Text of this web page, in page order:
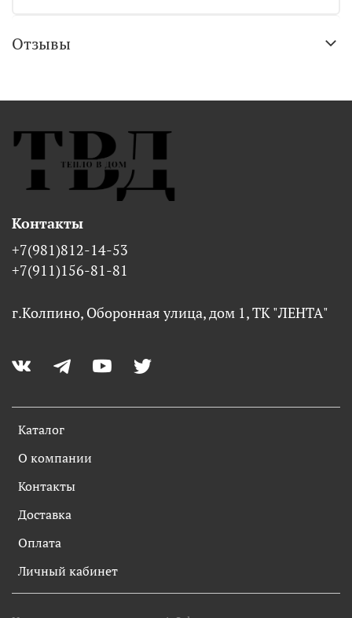
Отзывы
Каталог
О компании
Контакты
Доставка
Оплата
Личный кабинет
Контакты
+7(981)812-14-53
+7(911)156-81-81
г.Колпино, Оборонная улица, дом 1, ТК "ЛЕНТА"